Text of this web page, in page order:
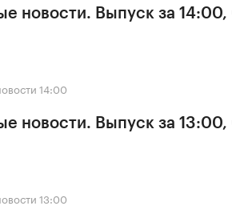
новости. Выпуск за
14:00
новости. Выпуск за
13:00